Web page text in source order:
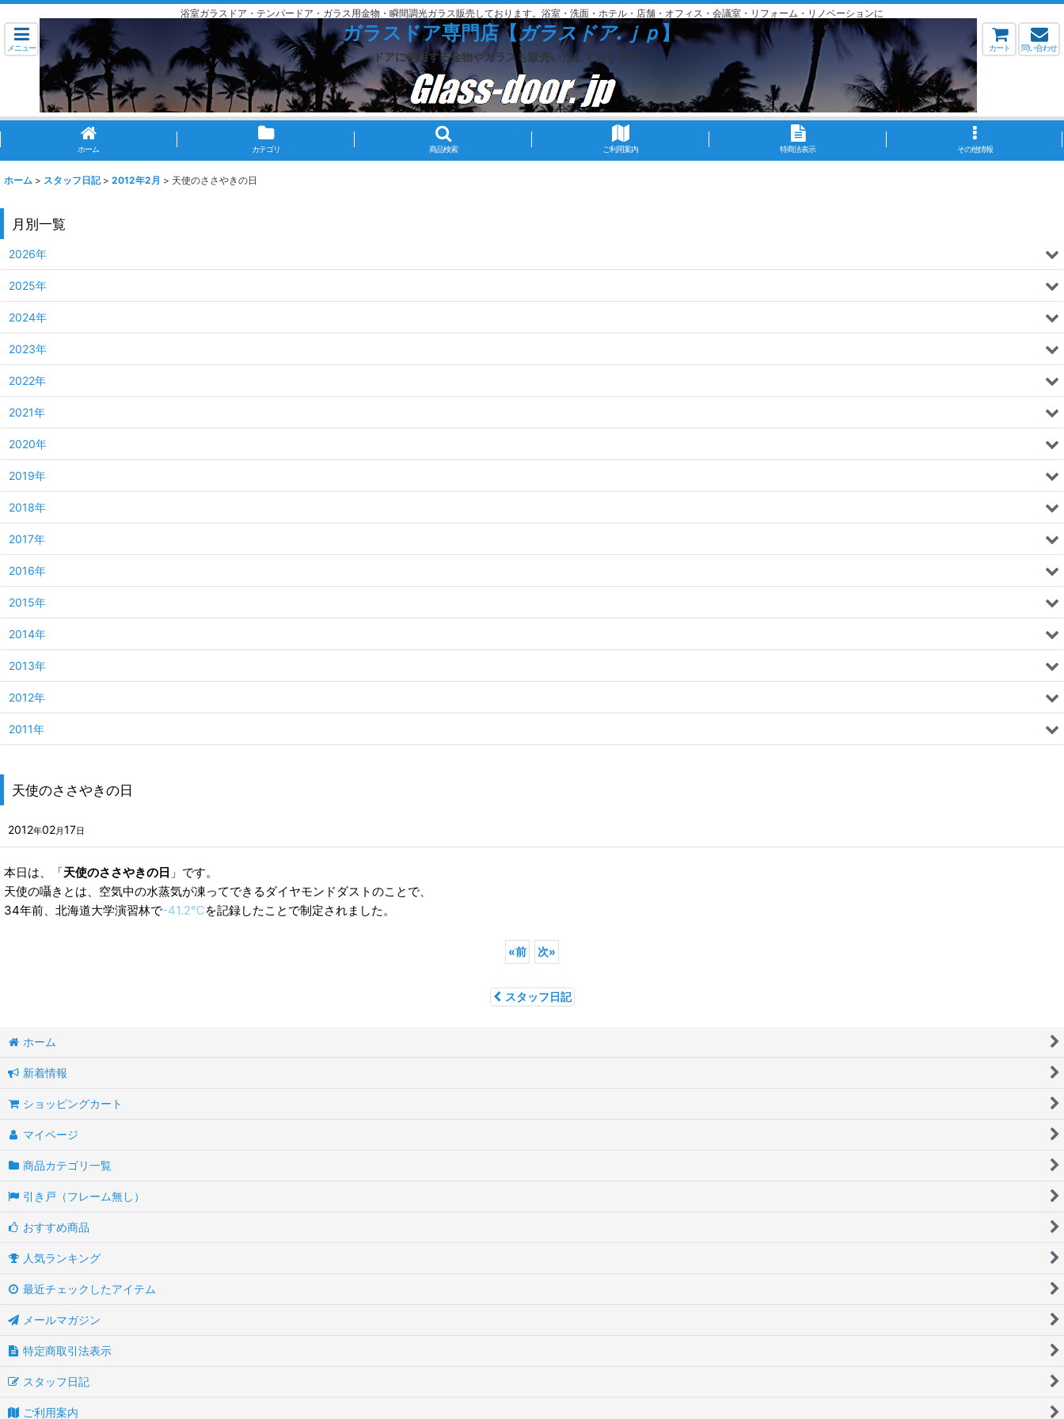
浴室ガラスドア・テンパードア・ガラス用金物・瞬間調光ガラス販売しております。浴室・洗面・ホテル・店舗・オフィス・会議室・リフォーム・リノベーションに
メニュー
ガラスドア専門店【ガラスドア.ｊｐ】
ドアに使用する金物やガラスも販売いたしております。
カート 問い合わせ
ホーム カテゴリ 商品検索 ご利用案内 特商法表示 その他情報
ホーム > スタッフ日記 > 2012年2月 > 天使のささやきの日
天使のささやきの日
2012年02月17日
本日は、「天使のささやきの日 」です。
天使の囁きとは、空気中の水蒸気が凍ってできるダイヤモンドダストのことで、
34年前、北海道大学演習林で-41.2℃を記録したことで制定されました。
«前 次»
スタッフ日記
月別一覧
2026年
2025年
2024年
2023年
2022年
2021年
2020年
2019年
2018年
2017年
2016年
2015年
2014年
2013年
2012年
2011年
ホーム
新着情報
ショッピングカート
マイページ
商品カテゴリ一覧
引き戸（フレーム無し）
おすすめ商品
人気ランキング
最近チェックしたアイテム
メールマガジン
特定商取引法表示
スタッフ日記
ご利用案内